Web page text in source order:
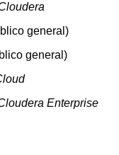
general)
general)
Enterprise